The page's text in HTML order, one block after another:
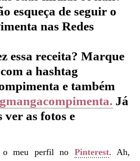
esqueça de seguir o
nas Redes
essa receita? Marque
a hashtag
e também
Já
ver as fotos e
o meu perfil no Pinterest. Ah,